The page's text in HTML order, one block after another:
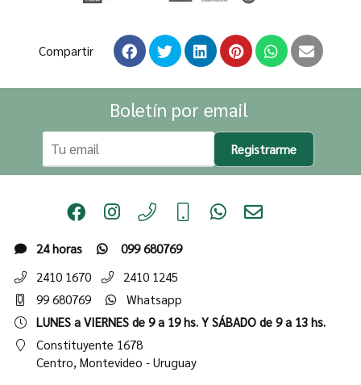
Compartir
Boletín por email
Registrarme
24 horas
099 680769
2410 1670
2410 1245
99 680769
Whatsapp
LUNES a VIERNES de 9 a 19 hs. Y SÁBADO de 9 a 13 hs.
Constituyente 1678
Centro, Montevideo - Uruguay